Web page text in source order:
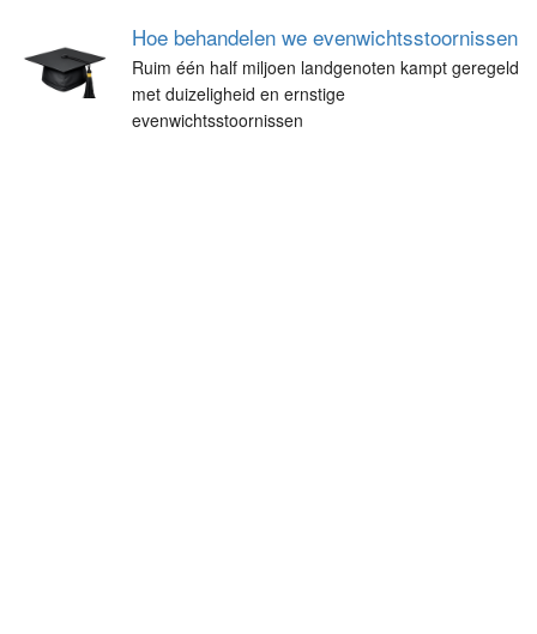
Hoe behandelen we evenwichtsstoornissen
Ruim één half miljoen landgenoten kampt geregeld
met duizeligheid en ernstige
evenwichtsstoornissen